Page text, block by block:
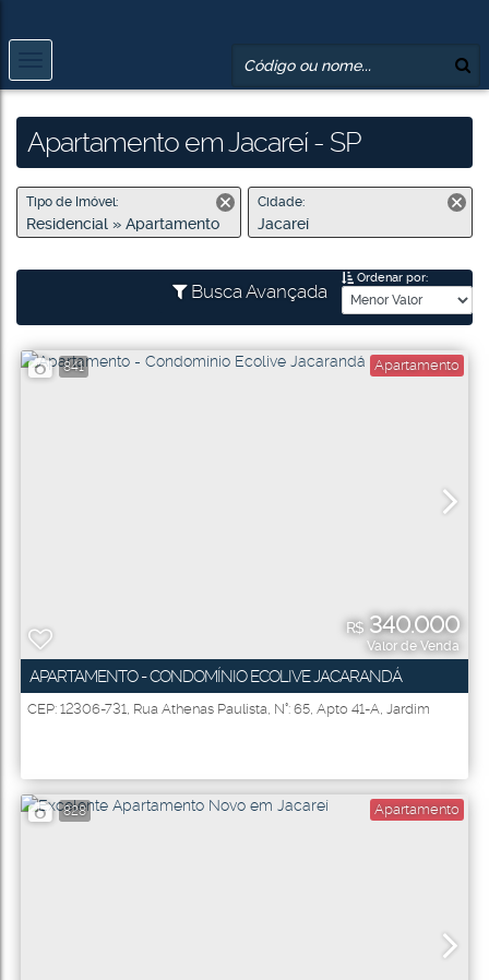
Apartamento em Jacareí - SP
Tipo de Imóvel:
Residencial » Apartamento
Cidade:
Jacareí
Busca Avançada
Ordenar por:
841 Apartamento
R$340.000
Valor de Venda
APARTAMENTO - CONDOMÍNIO ECOLIVE JACARANDÁ
CEP: 12306-731, Rua Athenas Paulista, N°: 65, Apto 41-A, Jardim
828 Apartamento